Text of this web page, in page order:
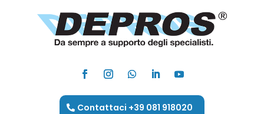
Contattaci +39 081 918020